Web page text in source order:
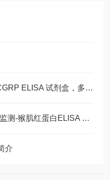
神经肽精准定量利器-人源 CGRP ELISA 试剂盒，多类型样本直接检测
猴心肌损伤早期诊断与动态监测-猴肌红蛋白ELISA 试剂盒
介